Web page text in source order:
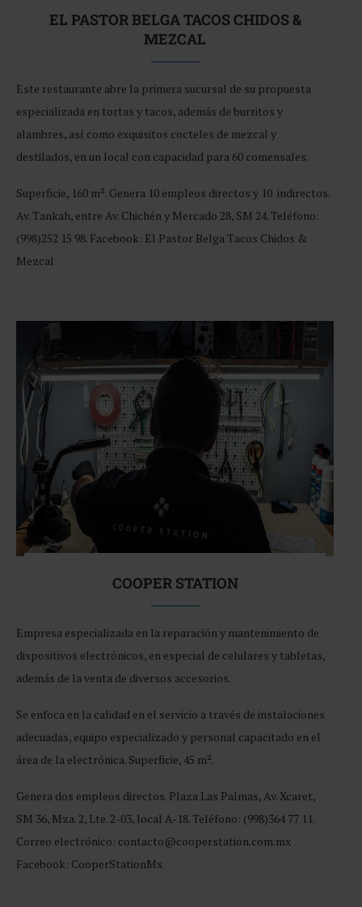
EL PASTOR BELGA TACOS CHIDOS &
MEZCAL
Este restaurante abre la primera sucursal de su propuesta
especializada en tortas y tacos, además de burritos y
alambres, así como exquisitos cocteles de mezcal y
destilados, en un local con capacidad para 60 comensales.
Superficie, 160 m². Genera 10 empleos directos y 10 indirectos.
Av. Tankah, entre Av. Chichén y Mercado 28, SM 24. Teléfono:
(998)252 15 98. Facebook: El Pastor Belga Tacos Chidos &
Mezcal
COOPER STATION
Empresa especializada en la reparación y mantenimiento de
dispositivos electrónicos, en especial de celulares y tabletas,
además de la venta de diversos accesorios.
Se enfoca en la calidad en el servicio a través de instalaciones
adecuadas, equipo especializado y personal capacitado en el
área de la electrónica. Superficie, 45 m².
Genera dos empleos directos. Plaza Las Palmas, Av. Xcaret,
SM 36, Mza. 2, Lte. 2-03, local A-18. Teléfono: (998)364 77 11.
Correo electrónico: contacto@cooperstation.com.mx
Facebook: CooperStationMx